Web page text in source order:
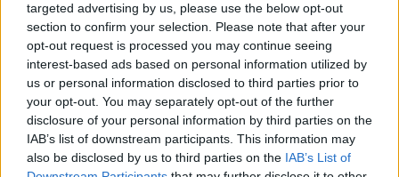
targeted advertising by us, please use the below opt-out
section to confirm your selection. Please note that after your
opt-out request is processed you may continue seeing
interest-based ads based on personal information utilized by
us or personal information disclosed to third parties prior to
your opt-out. You may separately opt-out of the further
disclosure of your personal information by third parties on the
IAB’s list of downstream participants. This information may
also be disclosed by us to third parties on the IAB’s List of
Žiūrimiausi įrašai
00:00:30
Vaizdai iš tragiškos avarijos Vilniaus r.: dviejų moterų ir
vaiko gyvybių išgelbėti nepavyko
Žinios Lietuvos diena